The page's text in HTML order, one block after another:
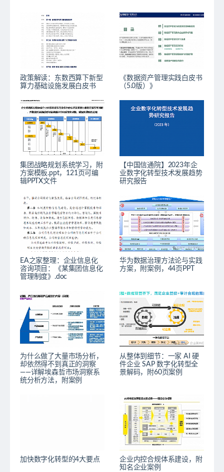
政策解读：东数西算下新型
算力基础设施发展白皮书
《数据资产管理实践白皮书
（5.0版）》
集团战略规划系统学习，附
方案模板.ppt，121页可编
辑PPTX文件
【中国信通院】2023年企
业数字化转型技术发展趋势
研究报告
EA之家整理：企业信息化
咨询项目：《某集团信息化
管理制度》.doc
华为数据治理方法论与实践
方案，附案例，44页PPT
为什么做了大量市场分析，
却依然得不到真正的洞察
——详解埃森哲市场洞察系
统分析方法，附案例
从整体到细节：一家 AI 硬
件企业 SAP 数字化转型全
景解码，附60页案例
加快数字化转型的4大要点
企业内控合规体系建设，附
知名企业案例